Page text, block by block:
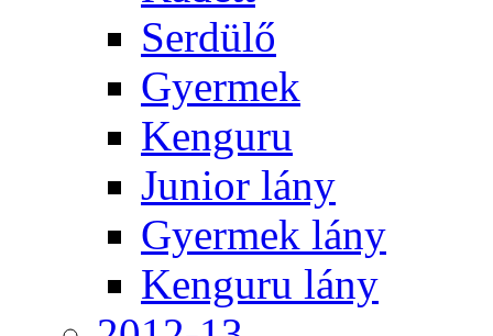
Serdülő
Gyermek
Kenguru
Junior lány
Gyermek lány
Kenguru lány